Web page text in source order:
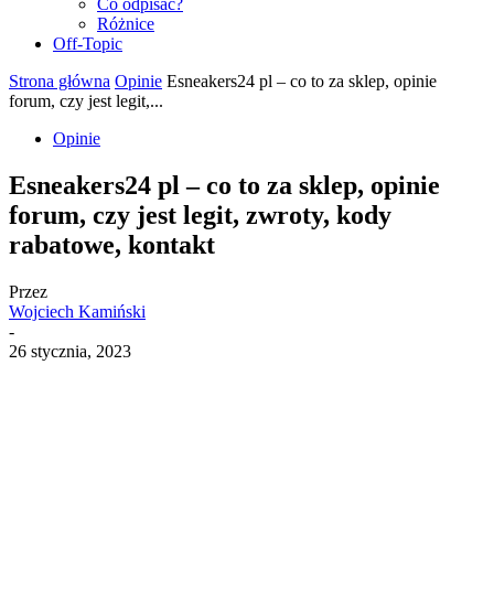
Co odpisać?
Różnice
Off-Topic
Strona główna Opinie Esneakers24 pl – co to za sklep, opinie
forum, czy jest legit,...
Opinie
Esneakers24 pl – co to za sklep, opinie
forum, czy jest legit, zwroty, kody
rabatowe, kontakt
Przez
Wojciech Kamiński
-
26 stycznia, 2023